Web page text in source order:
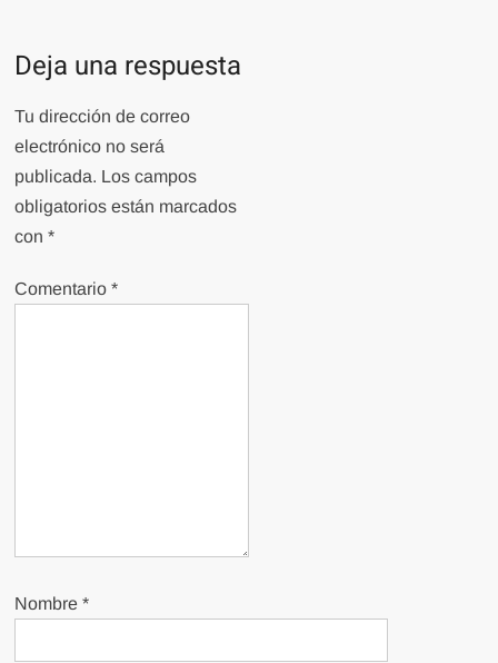
Deja una respuesta
Tu dirección de correo
electrónico no será
publicada. Los campos
obligatorios están marcados
con*
Comentario*
Nombre*